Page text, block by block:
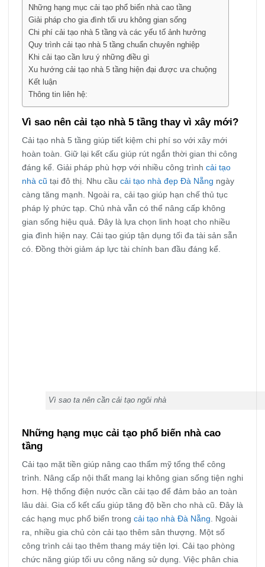
Những hạng mục cải tạo phổ biến nhà cao tầng
Giải pháp cho gia đình tối ưu không gian sống
Chi phí cải tạo nhà 5 tầng và các yếu tố ảnh hưởng
Quy trình cải tạo nhà 5 tầng chuẩn chuyên nghiệp
Khi cải tạo cần lưu ý những điều gì
Xu hướng cải tạo nhà 5 tầng hiện đại được ưa chuộng
Kết luận
Thông tin liên hệ:
Vì sao nên cải tạo nhà 5 tầng thay vì xây mới?
Cải tạo nhà 5 tầng giúp tiết kiệm chi phí so với xây mới
hoàn toàn. Giữ lại kết cấu giúp rút ngắn thời gian thi công
đáng kể. Giải pháp phù hợp với nhiều công trình cải tạo
nhà cũ tại đô thị. Nhu cầu cải tạo nhà đẹp Đà Nẵng ngày
càng tăng mạnh. Ngoài ra, cải tạo giúp hạn chế thủ tục
pháp lý phức tạp. Chủ nhà vẫn có thể nâng cấp không
gian sống hiệu quả. Đây là lựa chọn linh hoạt cho nhiều
gia đình hiện nay. Cải tạo giúp tận dụng tối đa tài sản sẵn
có. Đồng thời giảm áp lực tài chính ban đầu đáng kể.
Vì sao ta nên cần cải tạo ngôi nhà
Những hạng mục cải tạo phổ biến nhà cao
tầng
Cải tạo mặt tiền giúp nâng cao thẩm mỹ tổng thể công
trình. Nâng cấp nội thất mang lại không gian sống tiện nghi
hơn. Hệ thống điện nước cần cải tạo để đảm bảo an toàn
lâu dài. Gia cố kết cấu giúp tăng độ bền cho nhà cũ. Đây là
các hạng mục phổ biến trong cải tạo nhà Đà Nẵng . Ngoài
ra, nhiều gia chủ còn cải tạo thêm sân thượng. Một số
công trình cải tạo thêm thang máy tiện lợi. Cải tạo phòng
chức năng giúp tối ưu công năng sử dụng. Việc phân chia